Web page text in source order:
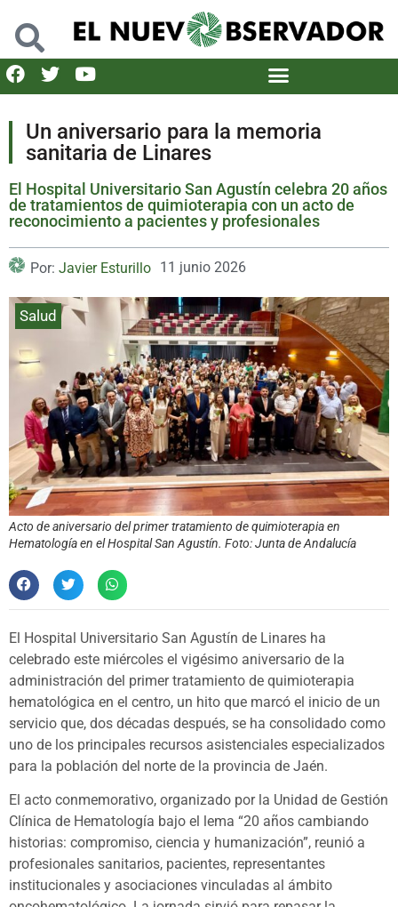
Un aniversario para la memoria
sanitaria de Linares
El Hospital Universitario San Agustín celebra 20 años
de tratamientos de quimioterapia con un acto de
reconocimiento a pacientes y profesionales
Por: Javier Esturillo 11 junio 2026
Salud
Acto de aniversario del primer tratamiento de quimioterapia en
Hematología en el Hospital San Agustín. Foto: Junta de Andalucía
El Hospital Universitario San Agustín de Linares ha
celebrado este miércoles el vigésimo aniversario de la
administración del primer tratamiento de quimioterapia
hematológica en el centro, un hito que marcó el inicio de un
servicio que, dos décadas después, se ha consolidado como
uno de los principales recursos asistenciales especializados
para la población del norte de la provincia de Jaén.
El acto conmemorativo, organizado por la Unidad de Gestión
Clínica de Hematología bajo el lema “20 años cambiando
historias: compromiso, ciencia y humanización”, reunió a
profesionales sanitarios, pacientes, representantes
institucionales y asociaciones vinculadas al ámbito